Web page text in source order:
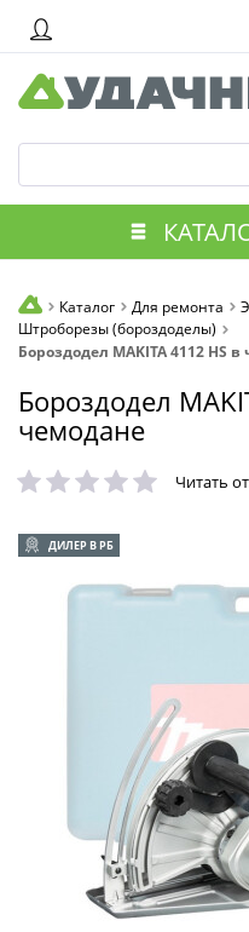
Каталог Для ремонта
Штроборезы (бороздоделы)
Бороздодел MAKITA 4112 HS
Бороздодел
чемодане
Читать
ДИЛЕР В РБ